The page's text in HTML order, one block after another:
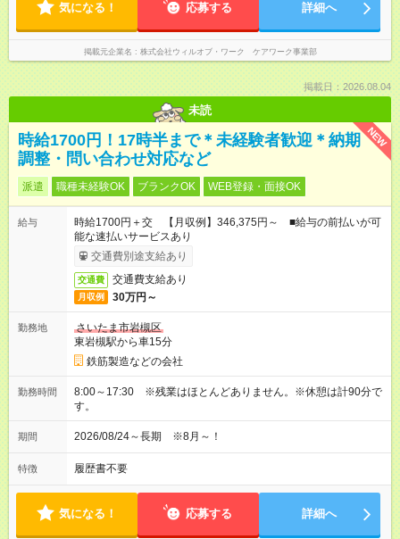
気になる！ 応募する 詳細へ
掲載元企業名 株式会社ウィルオブ・ワーク ケアワーク事業部
掲載日：2026.08.04
未読
NEW
時給1700円！17時半まで＊未経験者歓迎＊納期
調整・問い合わせ対応など
派遣 職種未経験OK ブランクOK WEB登録・面接OK
給与
時給1700円＋交 【月収例】346,375円～ ■給与の前払いが可
能な速払いサービスあり
交通費別途支給あり
交通費 交通費支給あり
月収例 30万円～
勤務地
さいたま市岩槻区
東岩槻駅から車15分
鉄筋製造などの会社
勤務時間
8:00～17:30 ※残業はほとんどありません。※休憩は計90分で
す。
期間 2026/08/24～長期 ※8月～！
特徴 履歴書不要
気になる！ 応募する 詳細へ